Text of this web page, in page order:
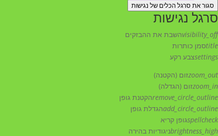
סגור את סרגל הכלים של נגישות
סרגל נגישות
visibility_offהשבת את ההבזקים
titleסמן כותרות
settingsצבע רקע
zoom_outזום (הקטנה)
zoom_inזום (הגדלה)
remove_circle_outlineהקטנת גופן
add_circle_outlineהגדלת גופן
spellcheckגופן קריא
brightness_highניגודיות בהירה